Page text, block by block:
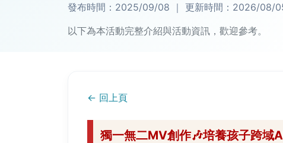
發布時間： 2025/09/08 ｜ 更新時間： 2026/08/
以下為本活動完整介紹與活動資訊，歡迎參考。
← 回上頁
獨一無二MV創作🎶培養孩子跨域